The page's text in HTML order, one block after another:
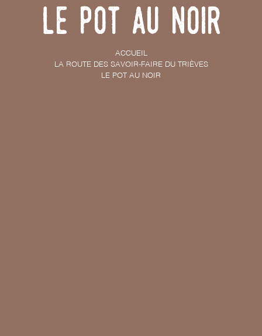
Le Pot au Noir
ACCUEIL
LA ROUTE DES SAVOIR-FAIRE DU TRIÈVES
LE POT AU NOIR